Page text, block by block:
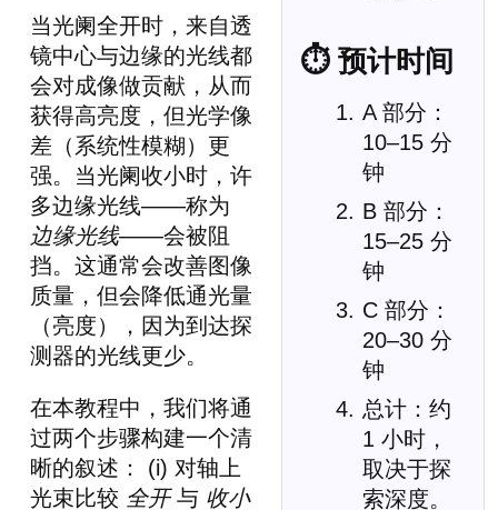
⏱ 预计时间
A 部分：
10–15 分
钟
B 部分：
15–25 分
钟
C 部分：
20–30 分
钟
总计：约
1 小时，
取决于探
索深度。
当光阑全开时，来自透
镜中心与边缘的光线都
会对成像做贡献，从而
获得高亮度，但光学像
差（系统性模糊）更
强。当光阑收小时，许
多边缘光线——称为
边缘光线——会被阻
挡。这通常会改善图像
质量，但会降低通光量
（亮度），因为到达探
测器的光线更少。
在本教程中，我们将通
过两个步骤构建一个清
晰的叙述： (i) 对轴上
光束比较 全开与 收小